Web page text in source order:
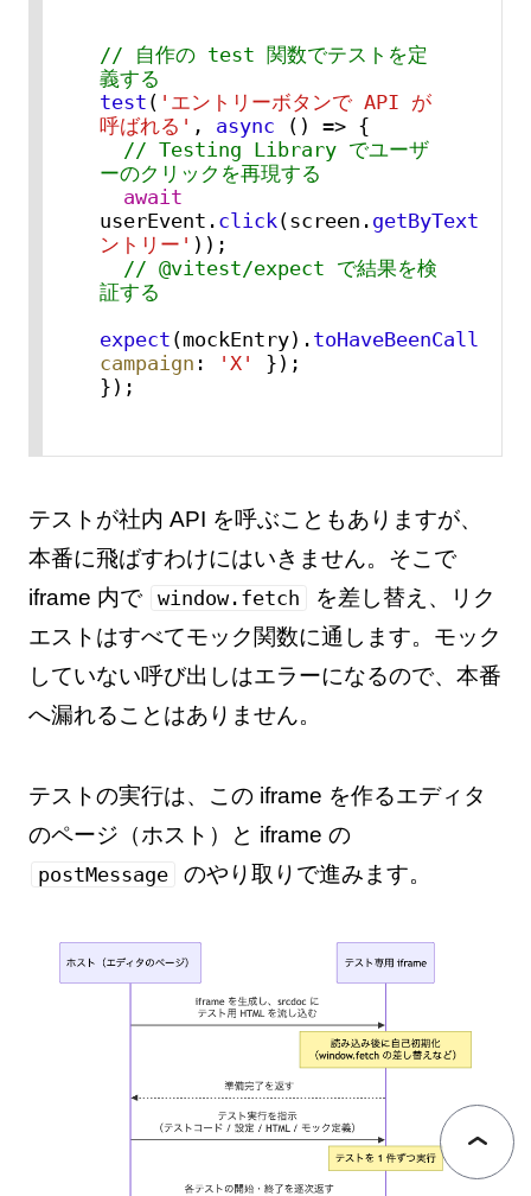
// 自作の test 関数でテストを定
義する
test ( 'エントリーボタンで API が
呼ばれる' , async () => {
// Testing Library でユーザ
ーのクリックを再現する
await
userEvent. click (screen. getByText
ントリー' ));
// @vitest/expect で結果を検
証する
expect (mockEntry).
campaign : 'X'
});
});
テストが社内 API を呼ぶこともありますが、
本番に飛ばすわけにはいきません。そこで
iframe 内で
window.fetch
を差し替え、リク
エストはすべてモック関数に通します。モック
していない呼び出しはエラーになるので、本番
へ漏れることはありません。
テストの実行は、この iframe を作るエディタ
のページ（ホスト）と iframe の
postMessage のやり取りで進みます。